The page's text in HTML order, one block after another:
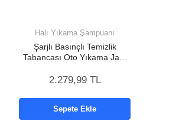
Halı Yıkama Şampuanı
Şarjlı Basınçlı Temizlik
Tabancası Oto Yıkama Jant
2.279,99 TL
Sepete Ekle